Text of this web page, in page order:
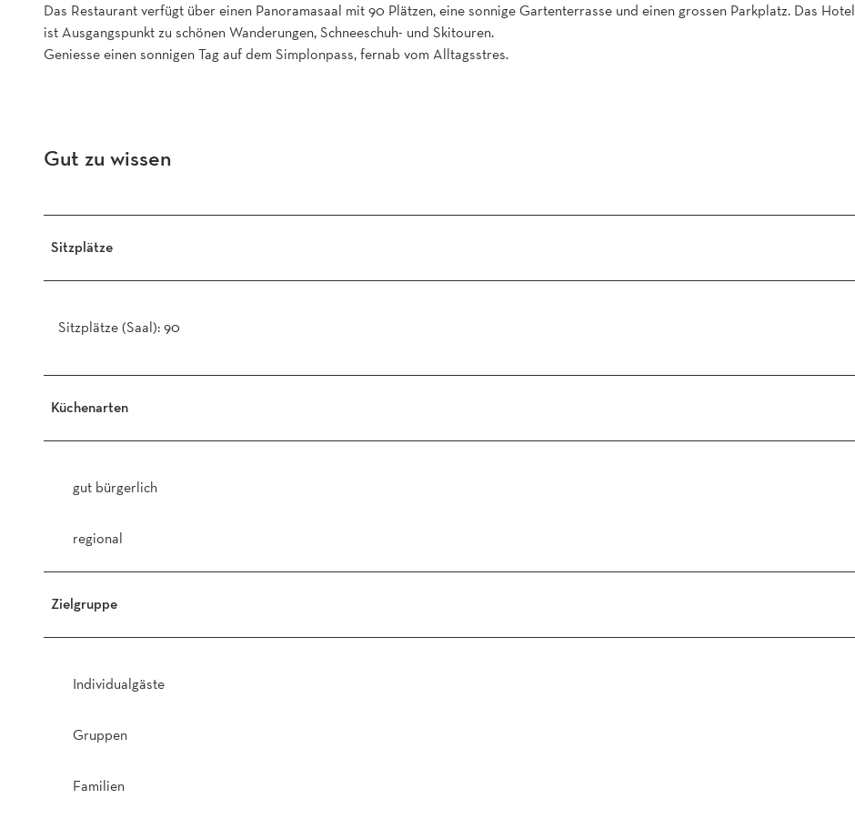
l
i
c
g
Das Restaurant verfügt über einen Panoramasaal mit 90 Plätzen, eine sonnige Gartenterrasse und einen grossen Parkplatz. Das Hotel
ist Ausgangspunkt zu schönen Wanderungen, Schneeschuh- und Skitouren.
Geniesse einen sonnigen Tag auf dem Simplonpass, fernab vom Alltagsstres.
Gut zu wissen
Sitzplätze
Sitzplätze (Saal): 90
Küchenarten
gut bürgerlich
regional
Zielgruppe
Individualgäste
Gruppen
Familien